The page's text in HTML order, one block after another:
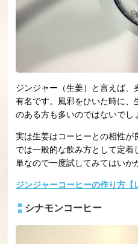
ジンジャー（生姜）と言えば
有名です。風邪をひいた時に
のある方も多いのではないでし
実は生姜はコーヒーとの相性
では一般的な飲み方として定
単なので一度試してみてはいか
ジンジャーコーヒーの作り方【
シナモンコーヒー